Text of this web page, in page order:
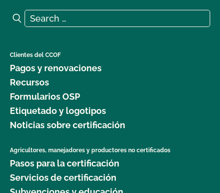
Search for:
Search
Clientes del CCOF
Pagos y renovaciones
Recursos
Formularios OSP
Etiquetado y logotipos
Noticias sobre certificación
Agricultores, manejadores y productores no certificados
Pasos para la certificación
Servicios de certificación